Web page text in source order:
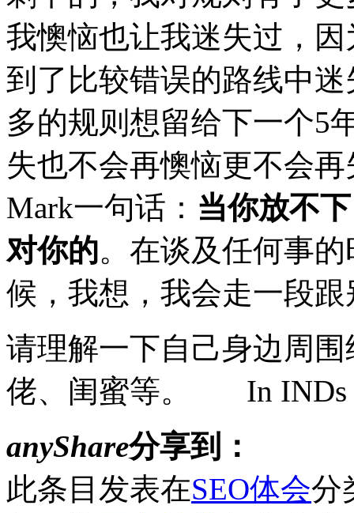
我懊恼也让我迷失过，
到了比较错误的路线中
多的规则想留给下一个5
失也不会再懊恼更不会
Mark一句话： 当你放不
对你的。在谈及任何事
候，我想，我会走一段
请理解一下自己身边周
佬、闺蜜等。 In INDs
anyShare分享到：
此条目发表在SEO体会分